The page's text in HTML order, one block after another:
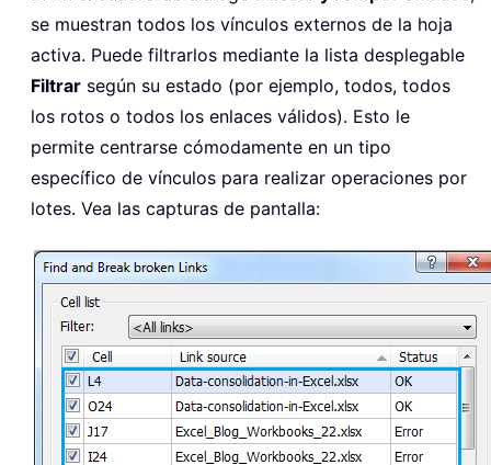
se muestran todos los vínculos externos de la hoja
activa. Puede filtrarlos mediante la lista desplegable
Filtrar según su estado (por ejemplo, todos, todos
los rotos o todos los enlaces válidos). Esto le
permite centrarse cómodamente en un tipo
específico de vínculos para realizar operaciones por
lotes. Vea las capturas de pantalla: